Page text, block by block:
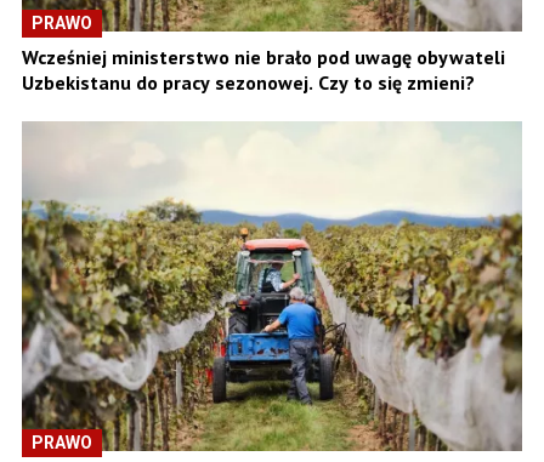
PRAWO
Wcześniej ministerstwo nie brało pod uwagę obywateli
Uzbekistanu do pracy sezonowej. Czy to się zmieni?
PRAWO